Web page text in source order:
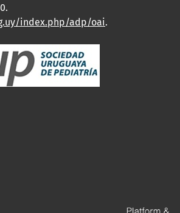
index.php/adp/oai.